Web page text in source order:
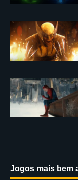
Jogos mais bem